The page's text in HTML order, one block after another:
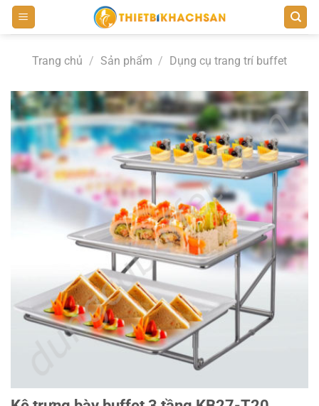
Bỏ
qua
Trang chủ / Sản phẩm / Dụng cụ trang trí buffet